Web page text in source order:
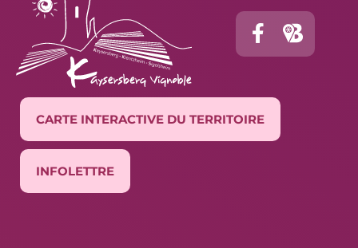
CARTE INTERACTIVE DU TERRITOIRE
INFOLETTRE